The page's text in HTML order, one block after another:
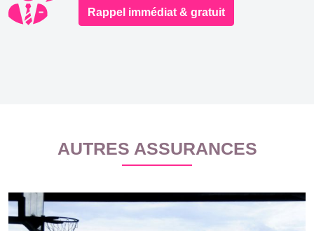
Rappel immédiat & gratuit
AUTRES ASSURANCES